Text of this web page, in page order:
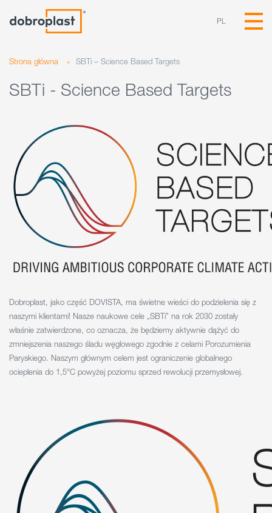
PL
Strona główna » SBTi – Science Based Targets
SBTi - Science Based Targets
Dobroplast, jako część DOVISTA, ma świetne wieści do podzielenia się z
naszymi klientami! Nasze naukowe cele „SBTi” na rok 2030 zostały
właśnie zatwierdzone, co oznacza, że będziemy aktywnie dążyć do
zmniejszenia naszego śladu węglowego zgodnie z celami Porozumienia
Paryskiego. Naszym głównym celem jest ograniczenie globalnego
ocieplenia do 1,5°C powyżej poziomu sprzed rewolucji przemysłowej.